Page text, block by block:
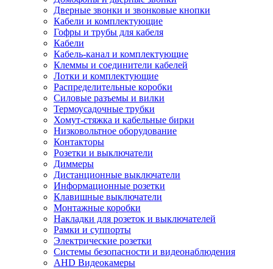
Дверные звонки и звонковые кнопки
Кабели и комплектующие
Гофры и трубы для кабеля
Кабели
Кабель-канал и комплектующие
Клеммы и соединители кабелей
Лотки и комплектующие
Распределительные коробки
Силовые разъемы и вилки
Термоусадочные трубки
Хомут-стяжка и кабельные бирки
Низковольтное оборудование
Контакторы
Розетки и выключатели
Диммеры
Дистанционные выключатели
Информационные розетки
Клавишные выключатели
Монтажные коробки
Накладки для розеток и выключателей
Рамки и суппорты
Электрические розетки
Системы безопасности и видеонаблюдения
AHD Видеокамеры